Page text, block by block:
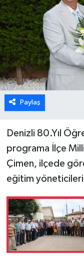
Paylaş
Denizli 80.Yıl
programa İlçe
Çimen, ilçede
eğitim yöneticileri